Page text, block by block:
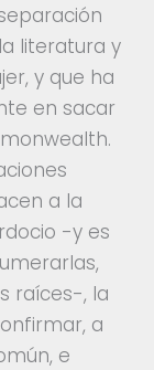
literatura y
y que ha
en sacar
a la
-y es
raíces-, la
a
e